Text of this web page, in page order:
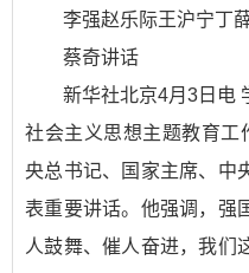
李强赵乐际王沪宁丁
蔡奇讲话
新华社北京4月3日电
社会主义思想主题教育工
央总书记、国家主席、中
表重要讲话。他强调，强
人鼓舞、催人奋进，我们